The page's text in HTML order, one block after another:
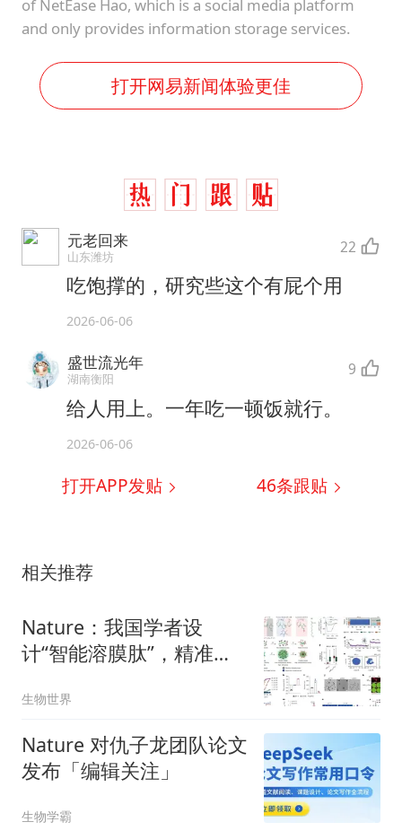
of NetEase Hao, which is a social media platform
and only provides information storage services.
打开网易新闻体验更佳
元老回来
山东潍坊 22
吃饱撑的，研究些这个有屁个用
2026-06-06
盛世流光年
湖南衡阳 9
给人用上。一年吃一顿饭就行。
2026-06-06
打开APP发贴 46条跟贴
相关推荐
Nature：我国学者设
计“智能溶膜肽”，精准引
症治疗新策略
生物世界
Nature 对仇子龙团队论文
发布「编辑关注」
生物学霸